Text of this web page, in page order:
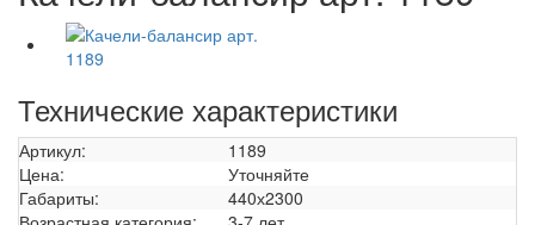
Технические характеристики
Артикул:
1189
Цена:
Уточняйте
Габариты:
440х2300